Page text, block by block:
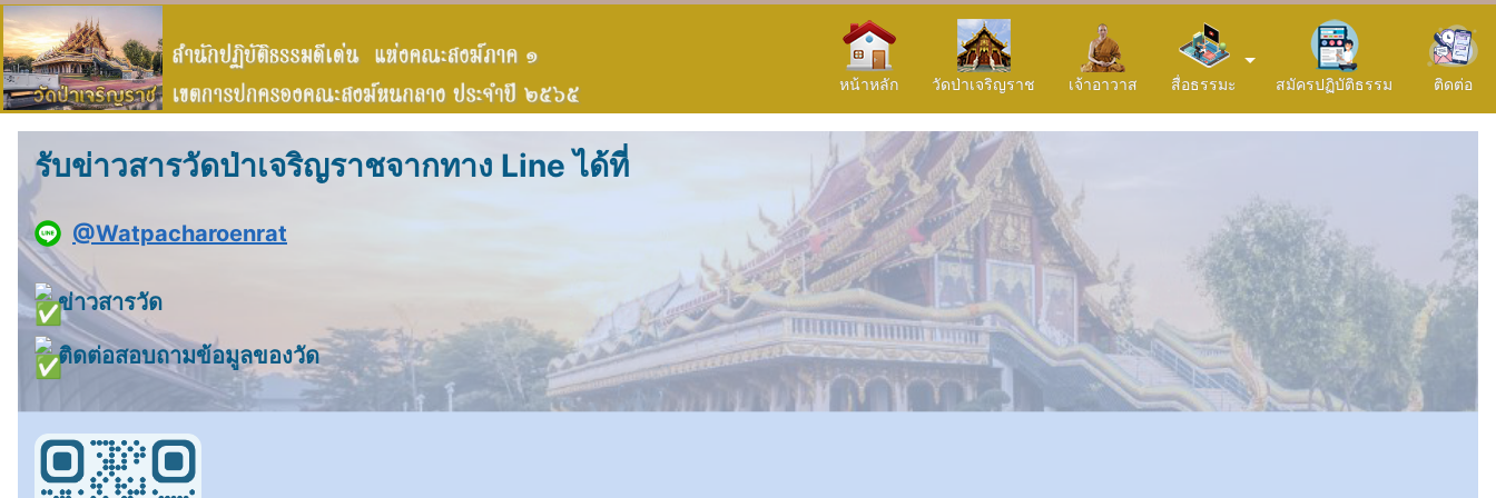
หน้าหลัก วัดป่าเจริญราช เจ้าอาวาส สื่อธรรมะ สมัครปฏิบัติธรรม ติดต่อ
รับข่าวสารวัดป่าเจริญราชจากทาง Line ได้ที่
@Watpacharoenrat
ข่าวสารวัด
ติดต่อสอบถามข้อมูลของวัด